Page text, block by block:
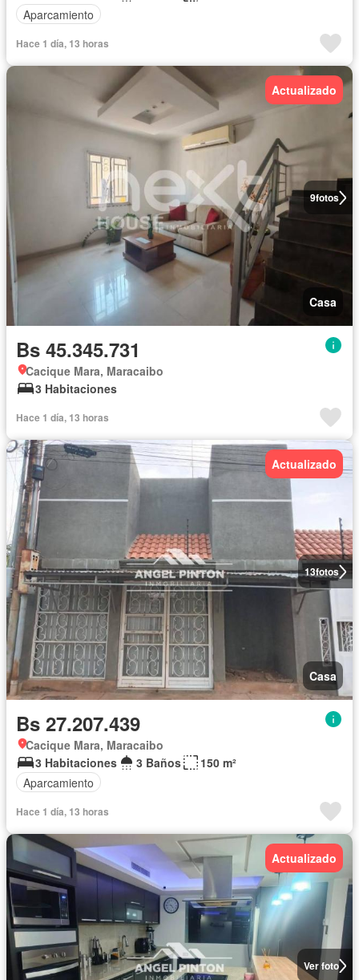
Aparcamiento
Hace 1 día, 13 horas
9fotos
Actualizado
Casa
Bs 45.345.731
Cacique Mara, Maracaibo
3 Habitaciones
Hace 1 día, 13 horas
13fotos
Actualizado
Casa
Bs 27.207.439
Cacique Mara, Maracaibo
3 Habitaciones
3 Baños
150 m²
Aparcamiento
Hace 1 día, 13 horas
Ver foto
Actualizado